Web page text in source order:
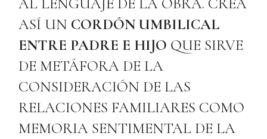
ASÍ UN CORDÓN UMBILICAL
ENTRE PADRE E HIJO QUE SIRVE
DE METÁFORA DE LA
CONSIDERACIÓN DE LAS
RELACIONES FAMILIARES COMO
MEMORIA SENTIMENTAL DE LA